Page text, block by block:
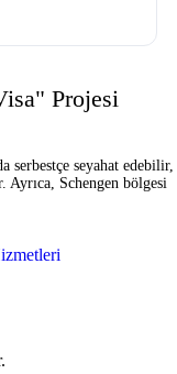
Projesi
serbestçe seyahat edebilir,
Ayrıca, Schengen bölgesi